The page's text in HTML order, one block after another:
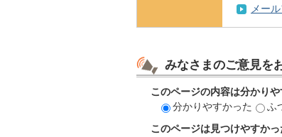
メー
みなさまのご意見を
このページの内容は分かりや
分かりやすかった
ふ
このページは見つけやすかっ